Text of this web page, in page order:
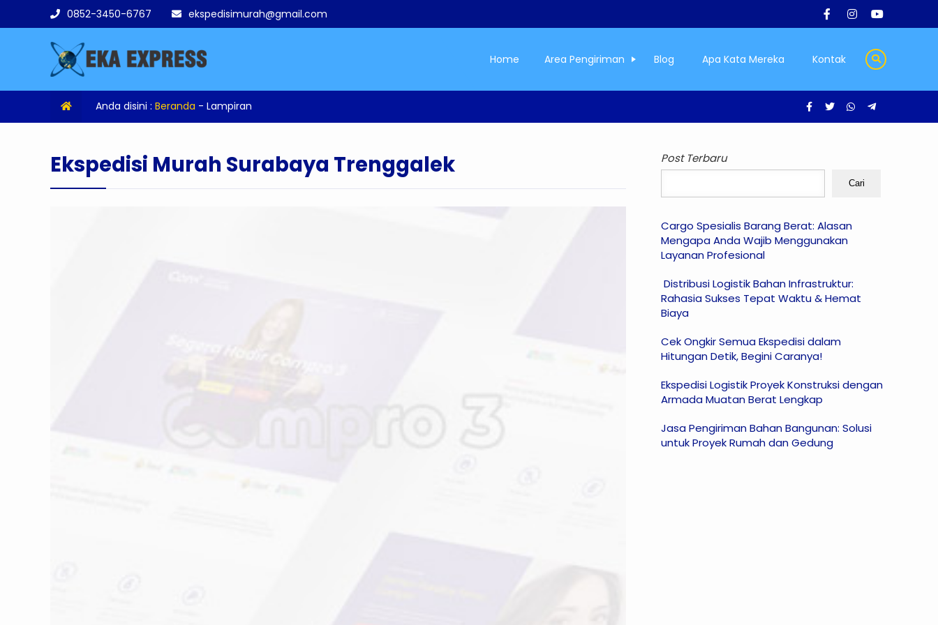
0852-3450-6767 ekspedisimurah@gmail.com
Home Area Pengiriman Blog Apa Kata Mereka Kontak
Anda disini : Beranda - Lampiran
Ekspedisi Murah Surabaya Trenggalek Post Terbaru
Cari
Cargo Spesialis Barang Berat: Alasan
Mengapa Anda Wajib Menggunakan
Layanan Profesional
Distribusi Logistik Bahan Infrastruktur:
Rahasia Sukses Tepat Waktu & Hemat
Biaya
Cek Ongkir Semua Ekspedisi dalam
Hitungan Detik, Begini Caranya!
Ekspedisi Logistik Proyek Konstruksi dengan
Armada Muatan Berat Lengkap
Jasa Pengiriman Bahan Bangunan: Solusi
untuk Proyek Rumah dan Gedung